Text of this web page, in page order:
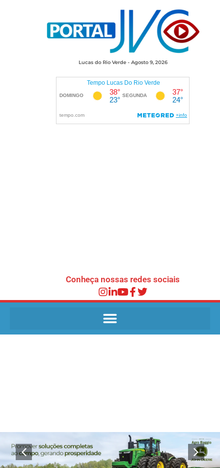
Lucas do Rio Verde - Agosto 9, 2026
Conheça nossas redes sociais